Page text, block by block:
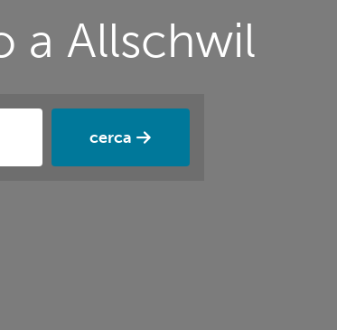
a Allschwil
cerca